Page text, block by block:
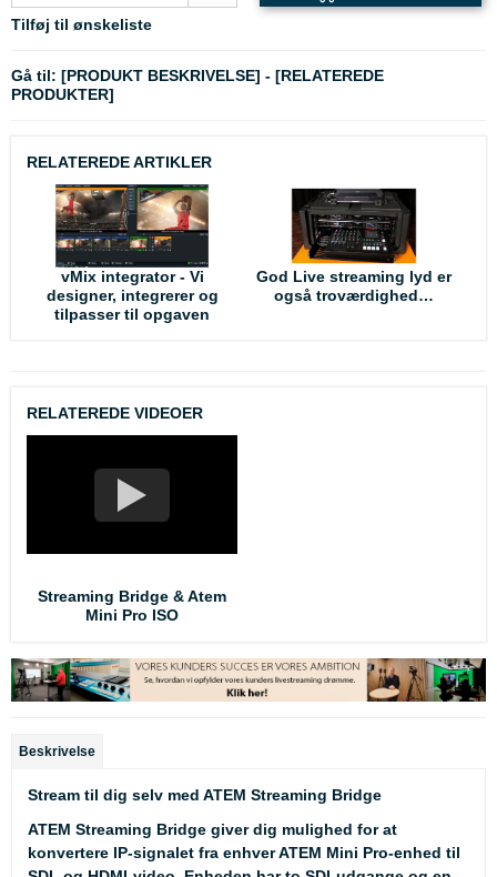
Tilføj til ønskeliste
Gå til: [PRODUKT BESKRIVELSE] - [RELATEREDE
PRODUKTER]
RELATEREDE ARTIKLER
vMix integrator - Vi
designer, integrerer og
tilpasser til opgaven
God Live streaming lyd er
også troværdighed…
RELATEREDE VIDEOER
Streaming Bridge & Atem
Mini Pro ISO
Beskrivelse
Stream til dig selv med ATEM Streaming Bridge
ATEM Streaming Bridge giver dig mulighed for at
konvertere IP-signalet fra enhver ATEM Mini Pro-enhed til